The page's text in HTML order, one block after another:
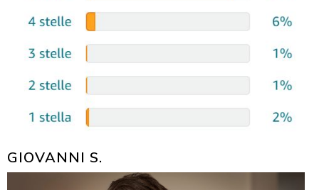
GIOVANNI S.